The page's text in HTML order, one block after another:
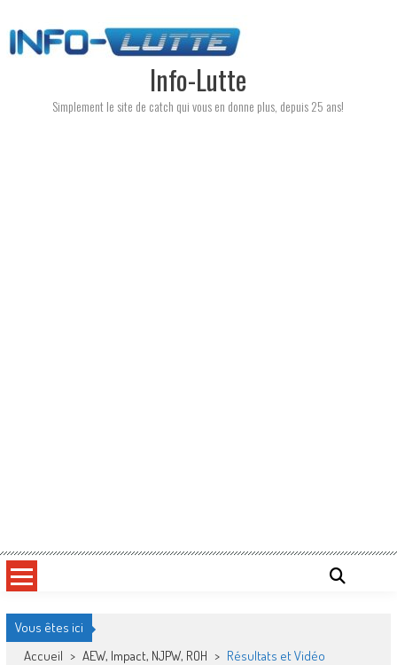
to
content
Info-Lutte
Simplement le site de catch qui vous en donne plus, depuis 25 ans!
Vous êtes ici
Accueil > AEW, Impact, NJPW, ROH > Résultats et Vidéo